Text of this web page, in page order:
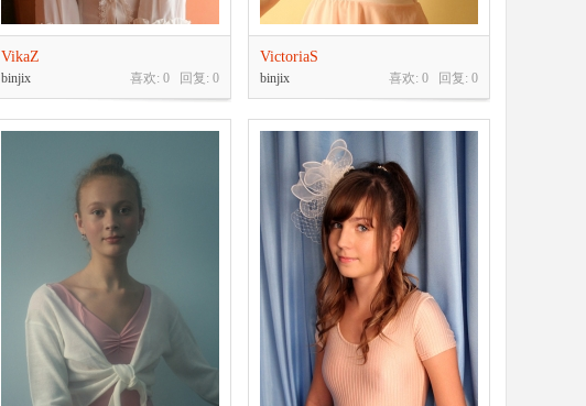
VikaZ
喜欢: 0 回复: 0
binjix
VictoriaS
喜欢: 0 回复: 0
binjix